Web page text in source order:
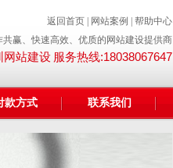
返回首页 网站案例
帮助中心
共赢、快速高效、优质的网站建设提供商
网站建设 服务热线:18038067647
款方式 联系我们